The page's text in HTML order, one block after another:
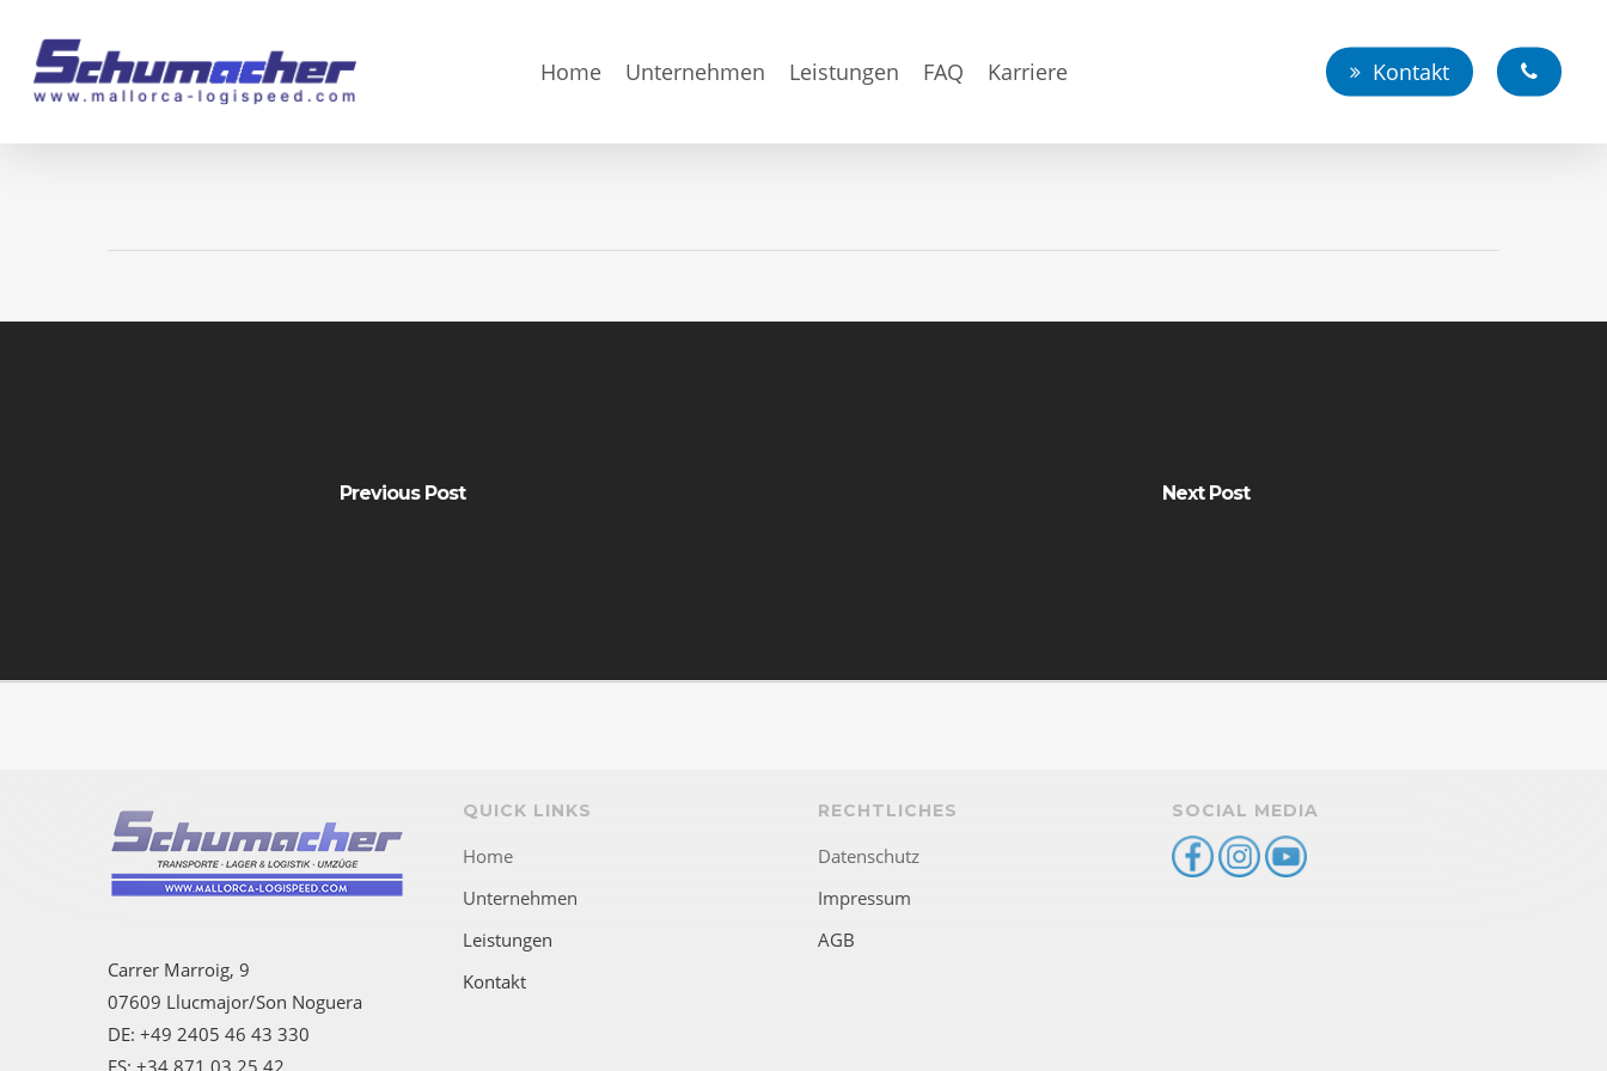
main
Home Unternehmen Leistungen FAQ Karriere Kontakt
Previous Post Next Post
Carrer Marroig, 9
07609 Llucmajor/Son Noguera
DE: +49 2405 46 43 330
ES: +34 871 03 25 42
QUICK LINKS
Home
Unternehmen
Leistungen
Kontakt
RECHTLICHES
Datenschutz
Impressum
AGB
SOCIAL MEDIA